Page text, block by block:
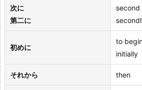
次に
第二に
second
初めに
to
initially
それから then